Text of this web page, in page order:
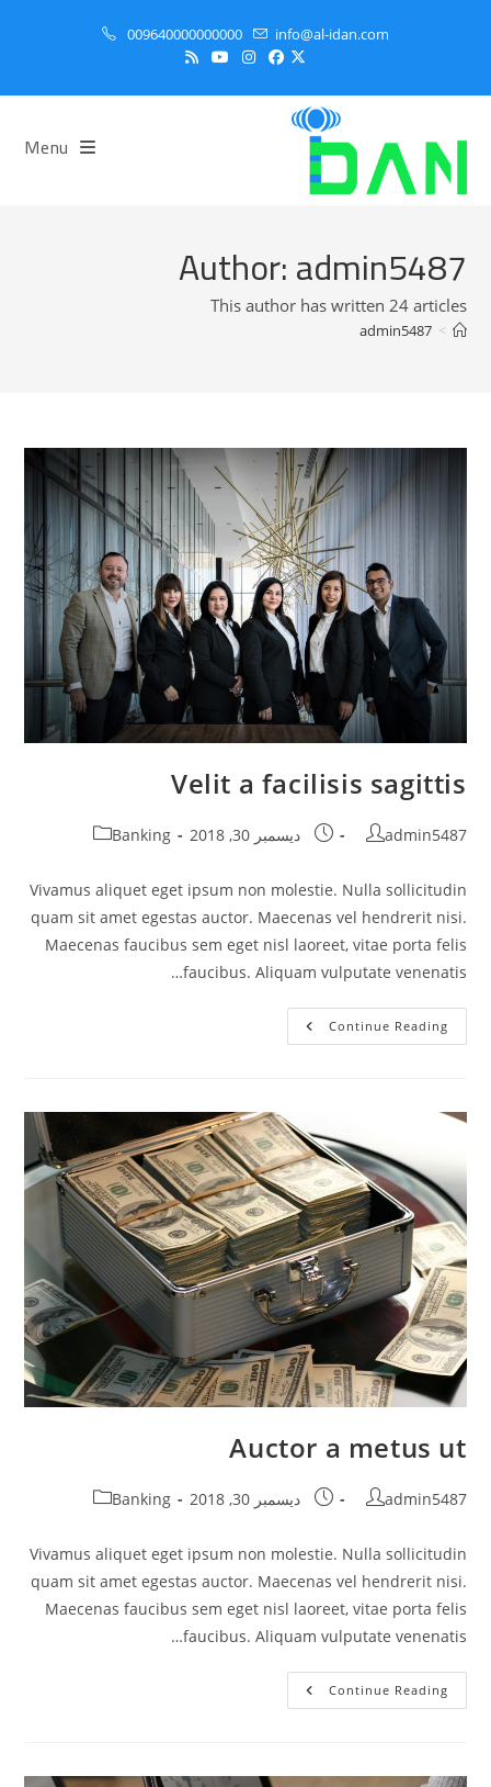
009640000000000 info@al-idan.com
Menu
Author:admin5487
This author has written 24 articles
>
admin5487
Velit a facilisis sagittis
Post
admin5487
Post
ديسمبر 30, 2018
Post
Banking
Vivamus aliquet eget ipsum non molestie. Nulla sollicitudin
quam sit amet egestas auctor. Maecenas vel hendrerit nisi.
Maecenas faucibus sem eget nisl laoreet, vitae porta felis
faucibus. Aliquam vulputate venenatis…
Continue Reading
Velit
A
Auctor a metus ut
Post
admin5487
Post
ديسمبر 30, 2018
Post
Banking
Vivamus aliquet eget ipsum non molestie. Nulla sollicitudin
quam sit amet egestas auctor. Maecenas vel hendrerit nisi.
Maecenas faucibus sem eget nisl laoreet, vitae porta felis
faucibus. Aliquam vulputate venenatis…
Continue Reading
Auctor
A